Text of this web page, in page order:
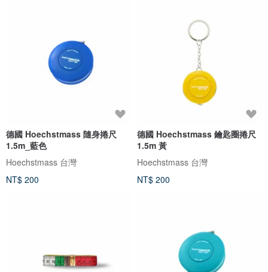
德國 Hoechstmass 隨身捲尺
1.5m_藍色
Hoechstmass 台灣
NT$ 200
德國 Hoechstmass 鑰匙圈捲尺
1.5m 黃
Hoechstmass 台灣
NT$ 200